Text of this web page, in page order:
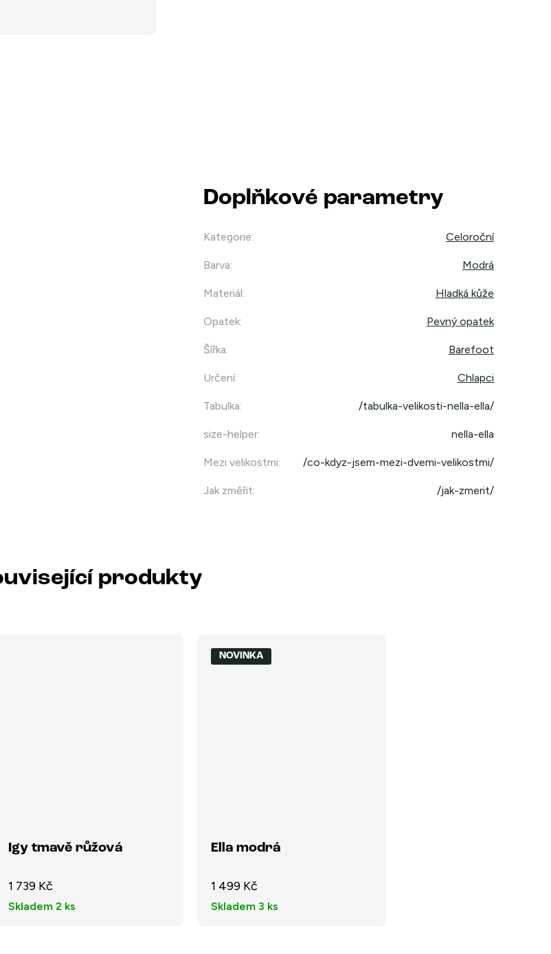
Doplňkové parametry
Kategorie: Celoroční
Barva: Modrá
Materiál: Hladká kůže
Opatek: Pevný opatek
Šířka: Barefoot
Určení: Chlapci
Tabulka: /tabulka-velikosti-nella-ella/
size-helper: nella-ella
Mezi velikostmi: /co-kdyz-jsem-mezi-dvemi-velikostmi/
Jak změřit: /jak-zmerit/
produkty
Igy tmavě růžová
1 739 Kč
Skladem 2 ks
NOVINKA
Ella modrá
1 499 Kč
Skladem 3 ks